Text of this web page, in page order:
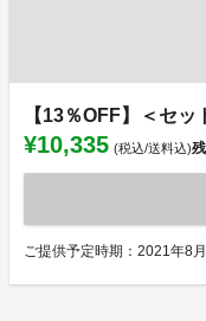
【13％OFF】＜セ
¥10,335 (税込/送料込)
ご提供予定時期：2021年8